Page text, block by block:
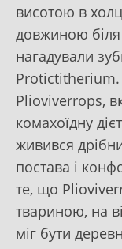
висотою в
довжиною бiля
нагадували
Protictitherium.
Plioviverrops,
комахоїдну
живився
постава і
те, що
твариною, на
міг бути